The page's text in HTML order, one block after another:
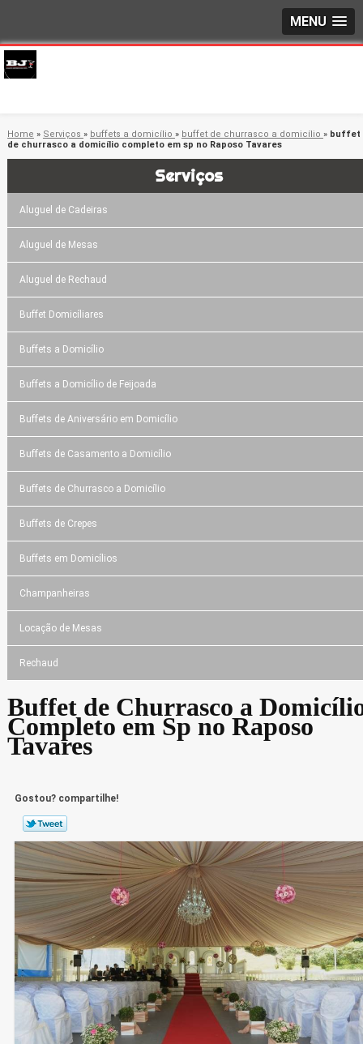
MENU
Home » Serviços » buffets a domicílio » buffet de churrasco a domicílio » buffet
de churrasco a domicílio completo em sp no Raposo Tavares
Serviços
Aluguel de Cadeiras
Aluguel de Mesas
Aluguel de Rechaud
Buffet Domicíliares
Buffets a Domicílio
Buffets a Domicílio de Feijoada
Buffets de Aniversário em Domicílio
Buffets de Casamento a Domicílio
Buffets de Churrasco a Domicílio
Buffets de Crepes
Buffets em Domicílios
Champanheiras
Locação de Mesas
Rechaud
Buffet de Churrasco a
Completo em Sp no Raposo
Tavares
Gostou? compartilhe!